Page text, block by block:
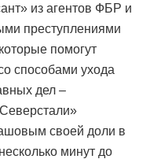
из агентов ФБР и
преступлениями
помогут
способами ухода
дел –
своей доли в
минут до